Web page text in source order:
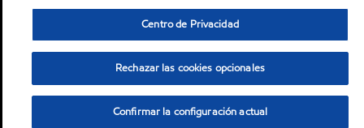
Centro de Privacidad
Rechazar las cookies opcionales
Confirmar la configuración actual